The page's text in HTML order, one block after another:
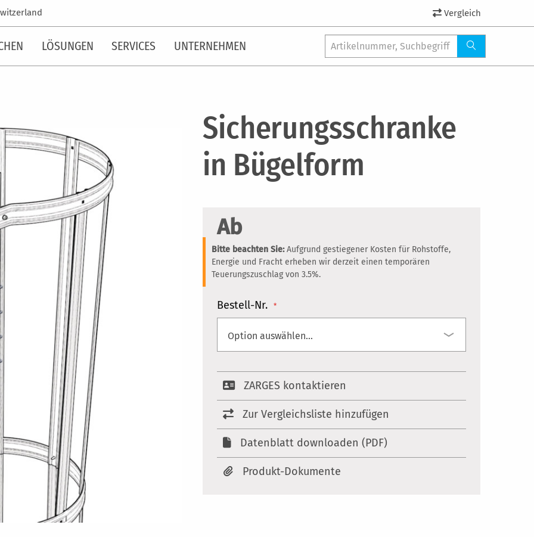
Vergleich
LÖSUNGEN SERVICES UNTERNEHMEN
Sicherungsschranke
in Bügelform
Ab
Bitte beachten Sie:Aufgrund gestiegener Kosten für Rohstoffe,
Energie und Fracht erheben wir derzeit einen temporären
Teuerungszuschlag von 3.5%.
Bestell-Nr.
ZARGES kontaktieren
Zur Vergleichsliste hinzufügen
Datenblatt downloaden (PDF)
Produkt-Dokumente